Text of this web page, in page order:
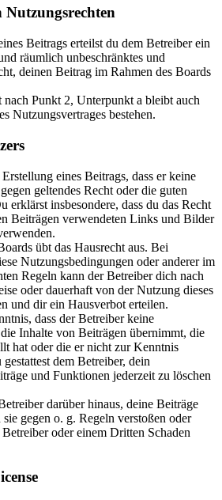
Beitrags erteilst du dem Betreiber ein
räumlich unbeschränktes und
deinen Beitrag im Rahmen des Boards
nach Punkt 2, Unterpunkt a bleibt auch
Nutzungsvertrages bestehen.
eines Beitrags, dass er keine
geltendes Recht oder die guten
erklärst insbesondere, dass du das Recht
Beiträgen verwendeten Links und Bilder
übt das Hausrecht aus. Bei
Nutzungsbedingungen oder anderer im
Regeln kann der Betreiber dich nach
oder dauerhaft von der Nutzung dieses
und dir ein Hausverbot erteilen.
dass der Betreiber keine
Inhalte von Beiträgen übernimmt, die
hat oder die er nicht zur Kenntnis
dem Betreiber, dein
und Funktionen jederzeit zu löschen
darüber hinaus, deine Beiträge
gegen o. g. Regeln verstoßen oder
oder einem Dritten Schaden